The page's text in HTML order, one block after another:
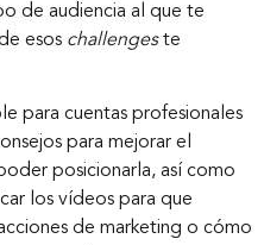
de audiencia al que te
esos challengeste
para cuentas profesionales
para mejorar el
posicionarla, así como
los vídeos para que
de marketing o cómo